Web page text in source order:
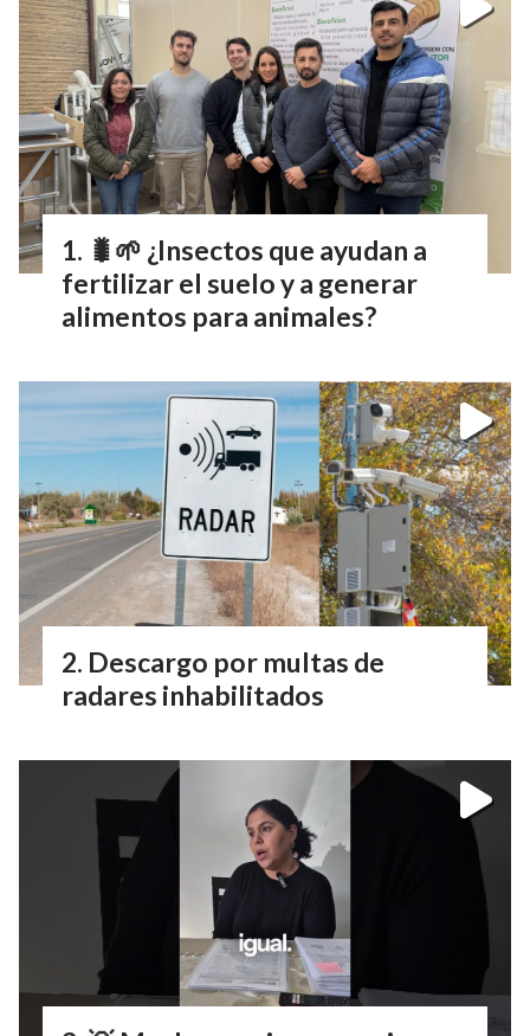
🐛🌱 ¿Insectos que ayudan a
fertilizar el suelo y a generar
alimentos para animales?
Descargo por multas de
radares inhabilitados